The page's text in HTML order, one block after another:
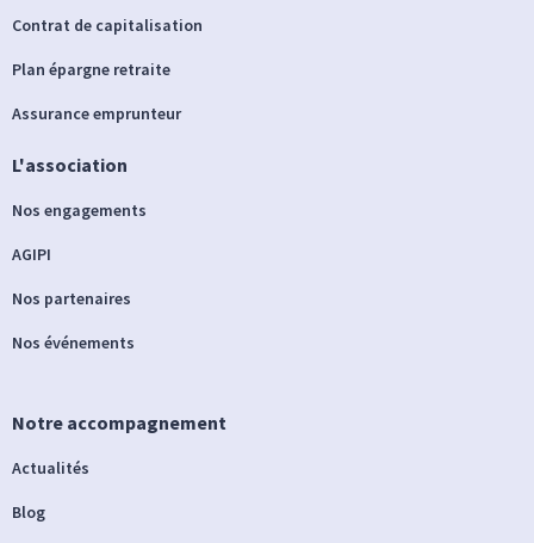
Contrat de capitalisation
Plan épargne retraite
Assurance emprunteur
L'association
Nos engagements
AGIPI
Nos partenaires
Nos événements
Notre accompagnement
Actualités
Blog